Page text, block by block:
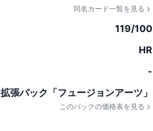
同名カード一覧を見る
119/100
HR
-
拡張パック「フュージョンアーツ」
このパックの価格表を見る